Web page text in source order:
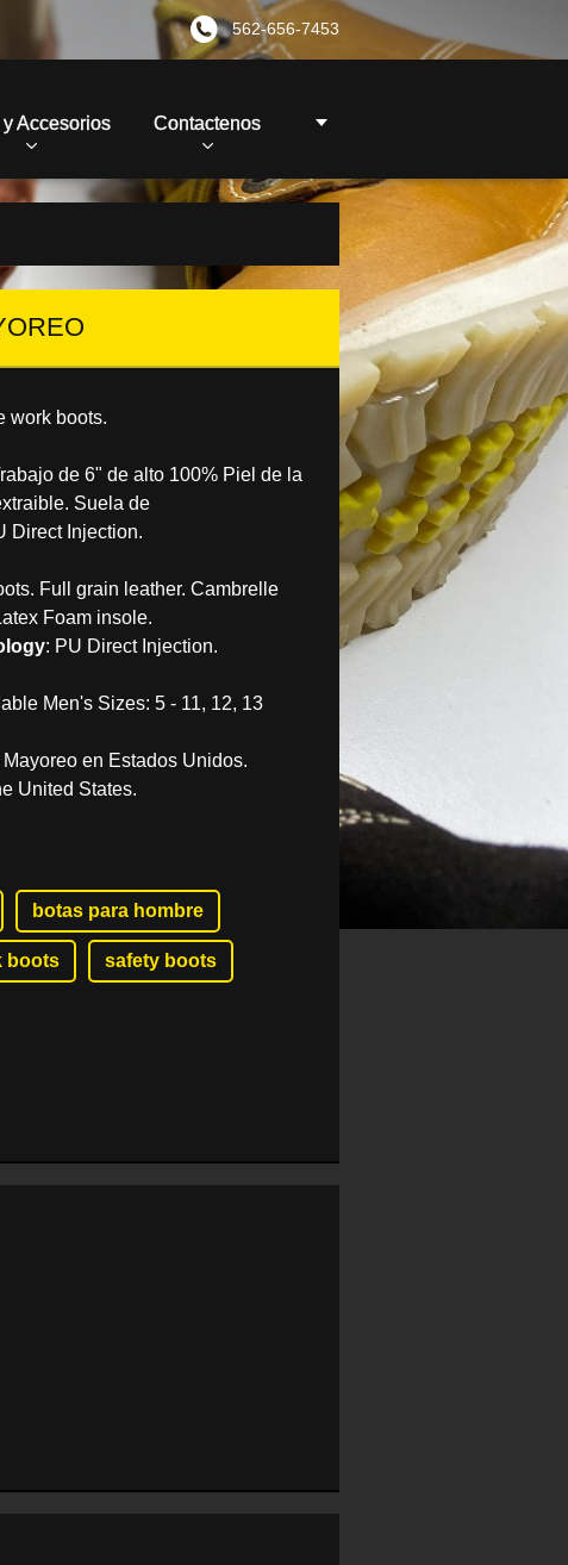
562-656-7453
y Accesorios Contactenos
work boots.
de 6" de alto 100% Piel de la
Suela de
Direct Injection.
Full grain leather. Cambrelle
Foam insole.
: PU Direct Injection.
Men's Sizes: 5 - 11, 12, 13
en Estados Unidos.
United States.
botas para hombre
boots safety boots